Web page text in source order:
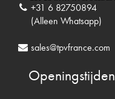
+31 6 82750894
(Alleen Whatsapp)
sales@tpvfrance.com
Openingstijden